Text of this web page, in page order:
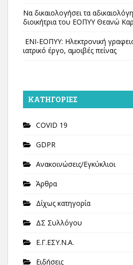
Να δικαιολογήσει τα
διοικήτρια του ΕΟΠΥΥ Θεανώ
ΕΝΙ-ΕΟΠΥΥ: Ηλεκτρονική
ιατρικό έργο, αμοιβές πείνας
KΑΤΗΓΟΡΊΕΣ
COVID 19
GDPR
Ανακοινώσεις/Εγκύκλιοι
Άρθρα
Δίχως κατηγορία
ΔΣ Συλλόγου
Ε.Γ.ΕΣΥ.Ν.Α.
Ειδήσεις